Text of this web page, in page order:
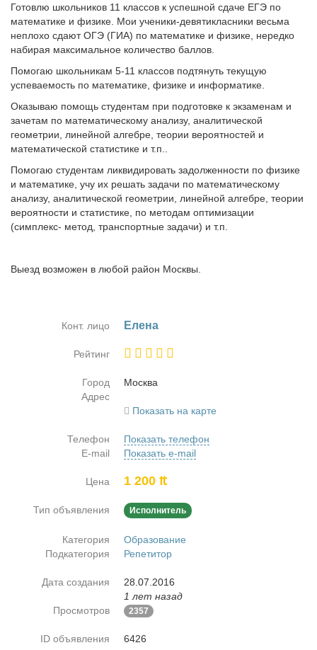
Готовлю школьников 11 классов к успешной сдаче ЕГЭ по
математике и физике. Мои ученики-девятикласники весьма
неплохо сдают ОГЭ (ГИА) по математике и физике, нередко
набирая максимальное количество баллов.
Помогаю школьникам 5-11 классов подтянуть текущую
успеваемость по математике, физике и информатике.
Оказываю помощь студентам при подготовке к экзаменам и
зачетам по математическому анализу, аналитической
геометрии, линейной алгебре, теории вероятностей и
математической статистике и т.п..
Помогаю студентам ликвидировать задолженности по физике
и математике, учу их решать задачи по математическому
анализу, аналитической геометрии, линейной алгебре, теории
вероятности и статистике, по методам оптимизации
(симплекс- метод, транспортные задачи) и т.п.
Выезд возможен в любой район Москвы.
Конт. лицо Еле­на
Рейтинг
Город
Москва
Адрес
Показать на карте
Телефон
Показать телефон
E-mail
Показать e-mail
Цена 1 200 ₶
Тип объявления Исполнитель
Категория
Образование
Подкатегория
Репетитор
Дата создания
28.07.2016
1 лет назад
Просмотров
2357
ID объявления 6426